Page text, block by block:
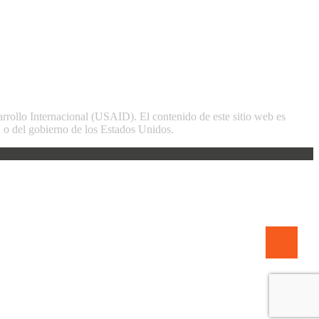
Internacional (USAID). El contenido de este sitio web es
del gobierno de los Estados Unidos.